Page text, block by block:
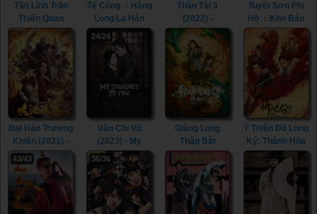
Tần Lĩnh Trấn
Thiên Quan
(2023) - The Sky
Coffin in Qinling
Town (2023)
Tế Công ：Hàng
Long La Hán
(2021) - The
Mad Monk
(2021)
Thần Tài 3
(2022) -
Runaway God of
Wealth 3 (2022)
Tuyết Sơn Phi
Hồ ：Kho Báu
Phương Bắc
(2022) - The
Hidden Fox
(2022)
Đại Hán Trương
Khiên (2021) -
The legend of
Zhang Qian
(2021)
24/24
Vân Chi Vũ
(2023) - My
Journey To You
(2023)
Giáng Long
Thập Bát
Chưởng (2021)
- The Dragon
Tamer (2021)
Ỷ Thiên Đồ Long
Ký: Thánh Hỏa
(2022) - New
Kung Fu Cult
Master 2 (2022)
43/43 36/36